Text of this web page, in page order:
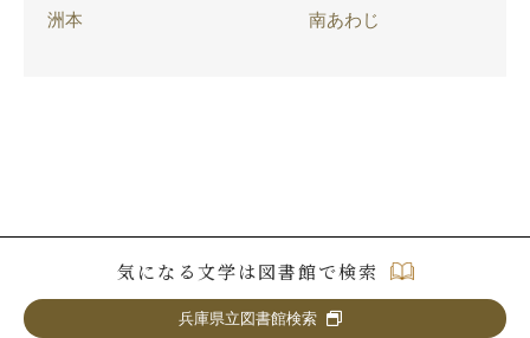
洲本 南あわじ
気になる文学は図書館で検索
兵庫県立図書館検索